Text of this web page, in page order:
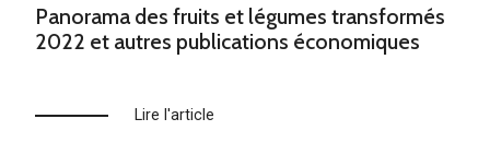
Panorama des fruits et légumes transformés
2022 et autres publications économiques
Lire l'article